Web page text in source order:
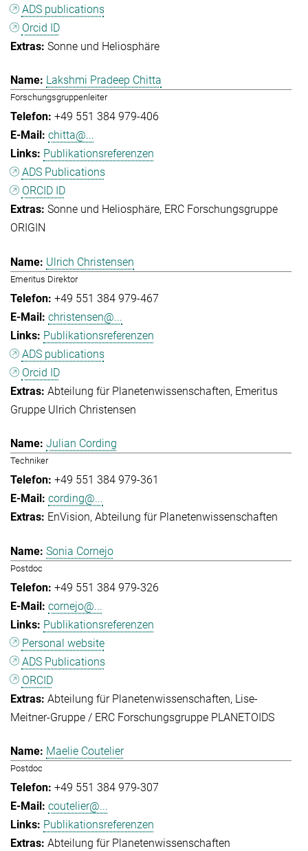
ADS publications
Orcid ID
Sonne und Heliosphäre
Lakshmi Pradeep Chitta
Forschungsgruppenleiter
+49 551 384 979-406
chitta@...
Publikationsreferenzen
ADS Publications
ORCID ID
Sonne und Heliosphäre ERC Forschungsgruppe
ORIGIN
Ulrich Christensen
Emeritus Direktor
+49 551 384 979-467
christensen@...
Publikationsreferenzen
ADS publications
Orcid ID
Abteilung für Planetenwissenschaften Emeritus
Gruppe Ulrich Christensen
Julian Cording
Techniker
+49 551 384 979-361
cording@...
EnVision Abteilung für Planetenwissenschaften
Sonia Cornejo
Postdoc
+49 551 384 979-326
cornejo@...
Publikationsreferenzen
Personal website
ADS Publications
ORCID
Abteilung für Planetenwissenschaften Lise-
Meitner-Gruppe / ERC Forschungsgruppe PLANETOIDS
Maelie Coutelier
Postdoc
+49 551 384 979-307
coutelier@...
Publikationsreferenzen
Abteilung für Planetenwissenschaften